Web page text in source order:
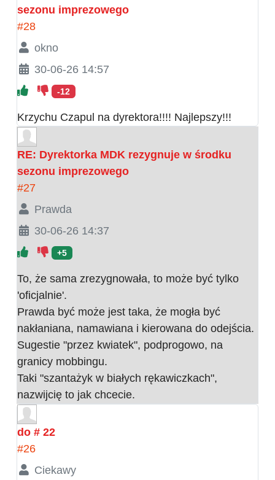
sezonu imprezowego
#28
okno
30-06-26 14:57
-12
Krzychu Czapul na dyrektora!!!! Najlepszy!!!
RE: Dyrektorka MDK rezygnuje w środku
sezonu imprezowego
#27
Prawda
30-06-26 14:37
+5
To, że sama zrezygnowała, to może być tylko
'oficjalnie'.
Prawda być może jest taka, że mogła być
nakłaniana, namawiana i kierowana do odejścia.
Sugestie "przez kwiatek", podprogowo, na
granicy mobbingu.
Taki "szantażyk w białych rękawiczkach",
nazwijcię to jak chcecie.
do # 22
#26
Ciekawy